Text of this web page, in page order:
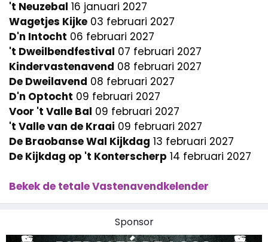
't Neuzebal 16 januari 2027
Wagetjes Kijke 03 februari 2027
D'n Intocht 06 februari 2027
't Dweilbendfestival 07 februari 2027
Kindervastenavend 08 februari 2027
De Dweilavend 08 februari 2027
D'n Optocht 09 februari 2027
Voor 't Valle Bal 09 februari 2027
't Valle van de Kraai 09 februari 2027
De Braobanse Wal Kijkdag 13 februari 2027
De Kijkdag op 't Konterscherp 14 februari 2027
Bekek de tetale Vastenavendkelender
Sponsor